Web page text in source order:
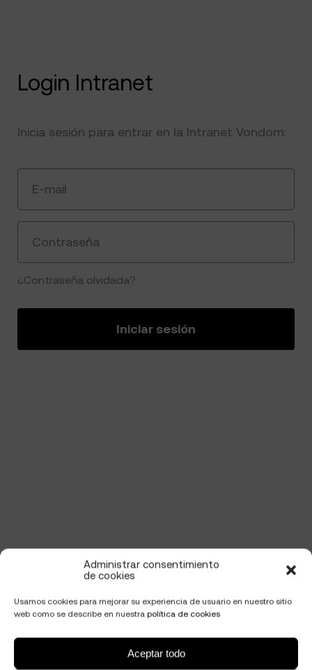
Administrar consentimiento
de cookies
Usamos cookies para mejorar su experiencia de usuario en nuestro sitio
web como se describe en nuestra política de cookies
Aceptar todo
Login Intranet
Inicia sesión para entrar en la Intranet Vondom:
E-mail
Contraseña
¿Contraseña olvidada?
Iniciar sesión